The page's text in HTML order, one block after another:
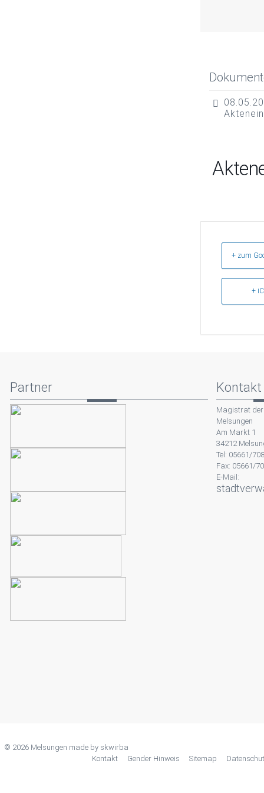
+ zum
+
Partner Kontakt
Magistrat
Melsungen
Am Markt 1
34212
Tel: 05661/
Fax: 05661/
E-Mail:
© 2026 Melsungen made by skwirba
Kontakt
Gender Hinweis Sitemap